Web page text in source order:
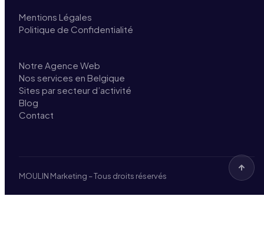
Mentions Légales
Politique de Confidentialité
Notre Agence Web
Nos services en Belgique
Sites par secteur d’activité
Blog
Contact
MOULIN Marketing – Tous droits réservés